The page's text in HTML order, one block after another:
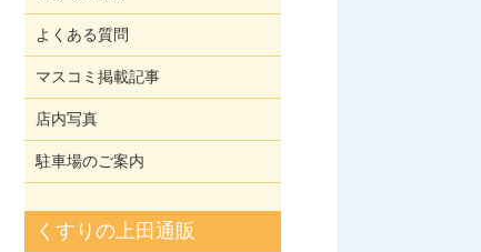
よくある質問
マスコミ掲載記事
店内写真
駐車場のご案内
くすりの上田通販